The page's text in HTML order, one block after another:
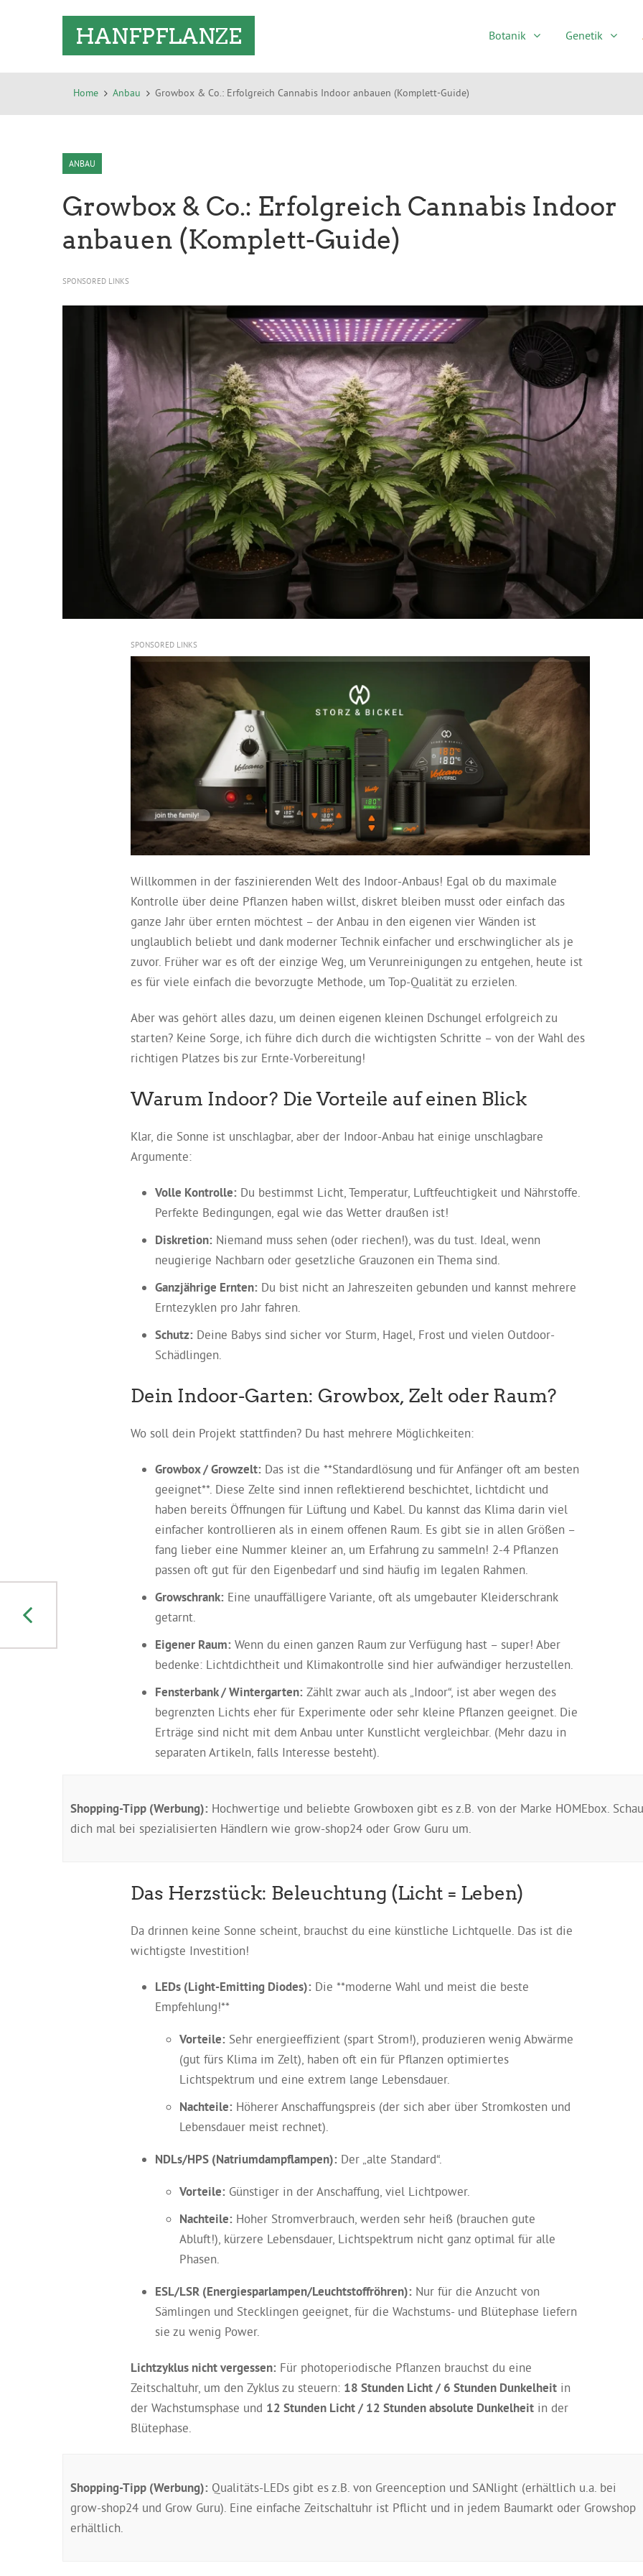
HANFPFLANZE Botanik Genetik
Home Anbau Growbox & Co.: Erfolgreich Cannabis Indoor anbauen (Komplett-Guide)
Cannabis auf der
Fensterbank: Dein
diskreten Mini-Grow
ANBAU
Growbox & Co.: Erfolgreich Cannabis Indoor
anbauen (Komplett-Guide)
SPONSORED LINKS
SPONSORED LINKS
Willkommen in der faszinierenden Welt des Indoor-Anbaus! Egal ob du maximale
Kontrolle über deine Pflanzen haben willst, diskret bleiben musst oder einfach das
ganze Jahr über ernten möchtest – der Anbau in den eigenen vier Wänden ist
unglaublich beliebt und dank moderner Technik einfacher und erschwinglicher als je
zuvor. Früher war es oft der einzige Weg, um Verunreinigungen zu entgehen, heute ist
es für viele einfach die bevorzugte Methode, um Top-Qualität zu erzielen.
Aber was gehört alles dazu, um deinen eigenen kleinen Dschungel erfolgreich zu
starten? Keine Sorge, ich führe dich durch die wichtigsten Schritte – von der Wahl des
richtigen Platzes bis zur Ernte-Vorbereitung!
Warum Indoor? Die Vorteile auf einen Blick
Klar, die Sonne ist unschlagbar, aber der Indoor-Anbau hat einige unschlagbare
Argumente:
Volle Kontrolle: Du bestimmst Licht, Temperatur, Luftfeuchtigkeit und Nährstoffe.
Perfekte Bedingungen, egal wie das Wetter draußen ist!
Diskretion: Niemand muss sehen (oder riechen!), was du tust. Ideal, wenn
neugierige Nachbarn oder gesetzliche Grauzonen ein Thema sind.
Ganzjährige Ernten: Du bist nicht an Jahreszeiten gebunden und kannst mehrere
Erntezyklen pro Jahr fahren.
Schutz: Deine Babys sind sicher vor Sturm, Hagel, Frost und vielen Outdoor-
Schädlingen.
Dein Indoor-Garten: Growbox, Zelt oder Raum?
Wo soll dein Projekt stattfinden? Du hast mehrere Möglichkeiten:
Growbox / Growzelt: Das ist die **Standardlösung und für Anfänger oft am besten
geeignet**. Diese Zelte sind innen reflektierend beschichtet, lichtdicht und
haben bereits Öffnungen für Lüftung und Kabel. Du kannst das Klima darin viel
einfacher kontrollieren als in einem offenen Raum. Es gibt sie in allen Größen –
fang lieber eine Nummer kleiner an, um Erfahrung zu sammeln! 2-4 Pflanzen
passen oft gut für den Eigenbedarf und sind häufig im legalen Rahmen.
Growschrank: Eine unauffälligere Variante, oft als umgebauter Kleiderschrank
getarnt.
Eigener Raum: Wenn du einen ganzen Raum zur Verfügung hast – super! Aber
bedenke: Lichtdichtheit und Klimakontrolle sind hier aufwändiger herzustellen.
Fensterbank / Wintergarten: Zählt zwar auch als „Indoor“, ist aber wegen des
begrenzten Lichts eher für Experimente oder sehr kleine Pflanzen geeignet. Die
Erträge sind nicht mit dem Anbau unter Kunstlicht vergleichbar. (Mehr dazu in
separaten Artikeln, falls Interesse besteht).
Shopping-Tipp (Werbung): Hochwertige und beliebte Growboxen gibt es z.B. von der Marke HOMEbox. Schau
dich mal bei spezialisierten Händlern wie grow-shop24 oder Grow Guru um.
Das Herzstück: Beleuchtung (Licht = Leben)
Da drinnen keine Sonne scheint, brauchst du eine künstliche Lichtquelle. Das ist die
wichtigste Investition!
LEDs (Light-Emitting Diodes): Die **moderne Wahl und meist die beste
Empfehlung!**
Vorteile: Sehr energieeffizient (spart Strom!), produzieren wenig Abwärme
(gut fürs Klima im Zelt), haben oft ein für Pflanzen optimiertes
Lichtspektrum und eine extrem lange Lebensdauer.
Nachteile: Höherer Anschaffungspreis (der sich aber über Stromkosten und
Lebensdauer meist rechnet).
NDLs/HPS (Natriumdampflampen): Der „alte Standard“.
Vorteile: Günstiger in der Anschaffung, viel Lichtpower.
Nachteile: Hoher Stromverbrauch, werden sehr heiß (brauchen gute
Abluft!), kürzere Lebensdauer, Lichtspektrum nicht ganz optimal für alle
Phasen.
ESL/LSR (Energiesparlampen/Leuchtstoffröhren): Nur für die Anzucht von
Sämlingen und Stecklingen geeignet, für die Wachstums- und Blütephase liefern
sie zu wenig Power.
Lichtzyklus nicht vergessen: Für photoperiodische Pflanzen brauchst du eine
Zeitschaltuhr, um den Zyklus zu steuern: 18 Stunden Licht / 6 Stunden Dunkelheit in
der Wachstumsphase und 12 Stunden Licht / 12 Stunden absolute Dunkelheit in der
Blütephase.
Shopping-Tipp (Werbung): Qualitäts-LEDs gibt es z.B. von Greenception und SANlight (erhältlich u.a. bei
grow-shop24 und Grow Guru). Eine einfache Zeitschaltuhr ist Pflicht und in jedem Baumarkt oder Growshop
erhältlich.